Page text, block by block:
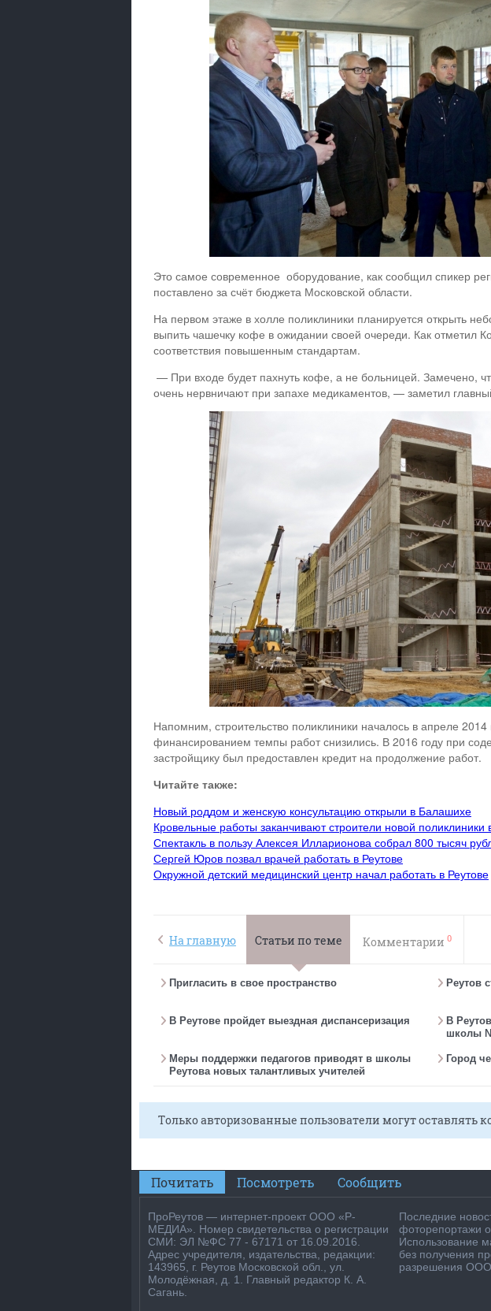
Это самое современное оборудование, как сообщил спикер
поставлено за счёт бюджета Московской области.
На первом этаже в холле поликлиники планируется открыть
выпить чашечку кофе в ожидании своей очереди. Как отметил
соответствия повышенным стандартам.
— При входе будет пахнуть кофе, а не больницей. Замечено,
очень нервничают при запахе медикаментов, — заметил
Напомним, строительство поликлиники началось в апреле
финансированием темпы работ снизились. В 2016 году при
застройщику был предоставлен кредит на продолжение работ.
Читайте также:
Новый роддом и женскую консультацию открыли в Балашихе
Кровельные работы заканчивают строители новой поликлиники
Спектакль в пользу Алексея Илларионова собрал 800 тысяч
Сергей Юров позвал врачей работать в Реутове
Окружной детский медицинский центр начал работать в Реутове
На главную Статьи по теме Комментарии 0
Пригласить в свое пространство Реутов
В Реутове пройдет выездная диспансеризация
В
школы
Меры поддержки педагогов приводят в школы
Реутова новых талантливых учителей
Город
Только авторизованные пользователи могут оставлять
Почитать Посмотреть Сообщить
ПроРеутов — интернет-проект ООО «Р-
МЕДИА». Номер свидетельства о регистрации
СМИ: ЭЛ №ФС 77 - 67171 от 16.09.2016.
Адрес учредителя, издательства, редакции:
143965, г. Реутов Московской обл., ул.
Молодёжная, д. 1. Главный редактор К. А.
Сагань.
Последние
фоторепортажи о
Использование
без получения
разрешения ООО